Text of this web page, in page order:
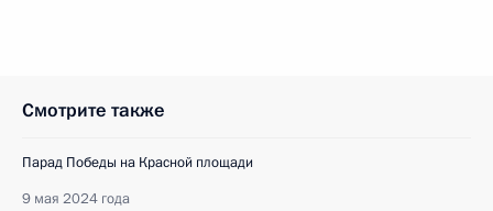
Смотрите также
Парад Победы на Красной площади
9 мая 2024 года